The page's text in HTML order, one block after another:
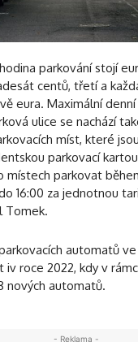
parkování stojí
centů, třetí a
eura. Maximální denní
ulice se nachází
míst, které
parkovací
místech parkovat
16:00 za jednotnou
Tomek.
automatů
roce 2022, kdy v
nových automatů.
- Reklama -